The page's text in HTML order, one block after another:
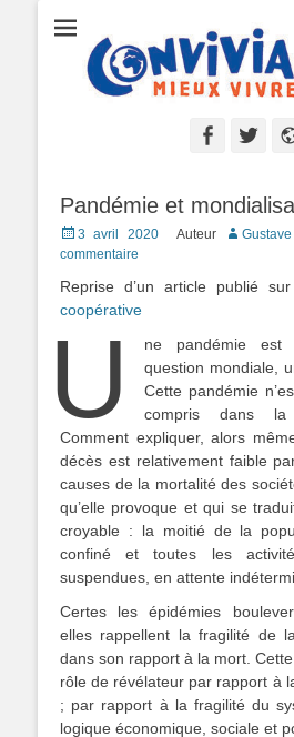
Convivialisme
Mieux vivre, ensemble
Pandémie et
Posted
on
3 avril 2020 Auteur
commentaire
Reprise d’un article publié
coopérative
U
ne pandémie est
question mondiale,
Cette pandémie
compris dans la
Comment expliquer, alors
décès est relativement faible
causes de la mortalité des
qu’elle provoque et qui se
croyable : la moitié de la
confiné et toutes les
suspendues, en attente
Certes les épidémies
elles rappellent la fragilité de
dans son rapport à la mort.
rôle de révélateur par rapport à
; par rapport à la fragilité du
logique économique, sociale et